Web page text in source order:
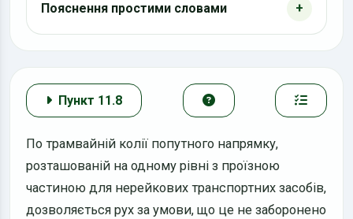
Пояснення простими словами
Пункт 11.8
По трамвайній колії попутного напрямку,
розташованій на одному рівні з проїзною
частиною для нерейкових транспортних засобів,
дозволяється рух за умови, що це не заборонено